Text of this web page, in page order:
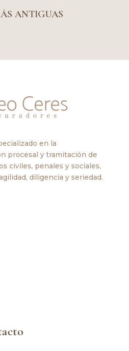
ANTIGUAS
en la
procesal y tramitación de
civiles, penales y sociales,
diligencia y seriedad.